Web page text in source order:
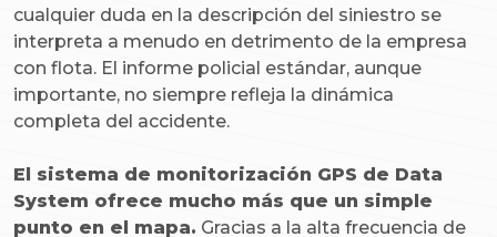
cualquier duda en la descripción del siniestro se
interpreta a menudo en detrimento de la empresa
con flota. El informe policial estándar, aunque
importante, no siempre refleja la dinámica
completa del accidente.
El sistema de monitorización GPS de Data
System ofrece mucho más que un simple
punto en el mapa. Gracias a la alta frecuencia de